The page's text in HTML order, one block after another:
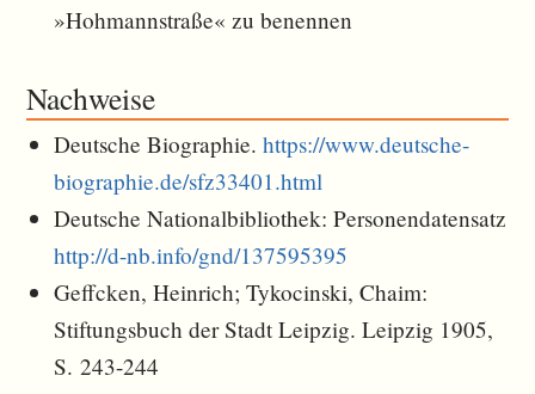
»Hohmannstraße« zu benennen
Nachweise
Deutsche Biographie.https://www.deutsche-
biographie.de/sfz33401.html
Deutsche Nationalbibliothek: Personendatensatz
http://d-nb.info/gnd/137595395
Geffcken, Heinrich; Tykocinski, Chaim:
Stiftungsbuch der Stadt Leipzig. Leipzig 1905,
S. 243-244